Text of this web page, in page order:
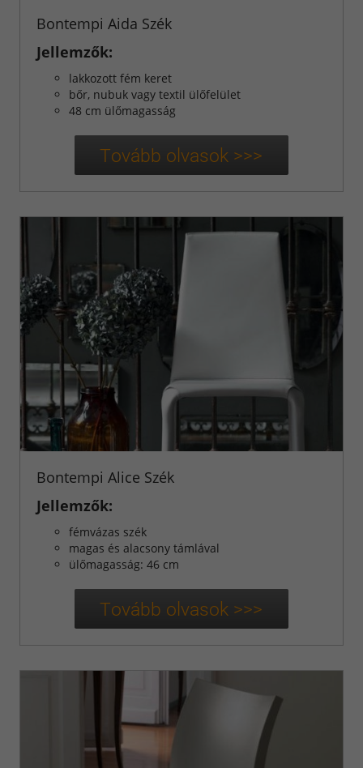
inspirációk
Konyha-
inspirációk
Referenciák
Nappali
Székek
Asztalok
Fürdőszoba
Bútorok
Beépíthető
Munkalap
megoldások
Bontempi Aida Szék
Jellemzők:
lakkozott fém keret
bőr, nubuk vagy textil ülőfelület
48 cm ülőmagasság
Bontempi Alice Szék
Jellemzők:
fémvázas szék
magas és alacsony támlával
ülőmagasság: 46 cm